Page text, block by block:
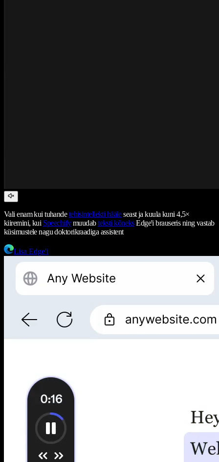
Vali enam kui tuhandetehisintellekti hääleseast ja kuula kuni 4,5×
kiiremini, kui Speechifymuudabteksti kõneksEdge'i brauseris ning vastab
küsimustele nagu doktorikraadiga assistent
Lisa Edge'i